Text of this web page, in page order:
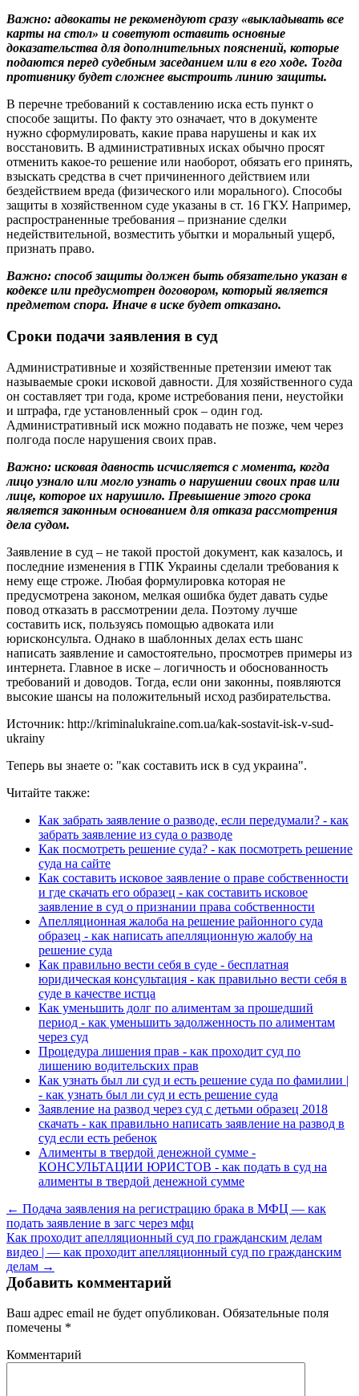
Важно: адвокаты не рекомендуют сразу «выкладывать все
карты на стол» и советуют оставить основные
доказательства для дополнительных пояснений, которые
подаются перед судебным заседанием или в его ходе. Тогда
противнику будет сложнее выстроить линию защиты.
В перечне требований к составлению иска есть пункт о
способе защиты. По факту это означает, что в документе
нужно сформулировать, какие права нарушены и как их
восстановить. В административных исках обычно просят
отменить какое-то решение или наоборот, обязать его принять,
взыскать средства в счет причиненного действием или
бездействием вреда (физического или морального). Способы
защиты в хозяйственном суде указаны в ст. 16 ГКУ. Например,
распространенные требования – признание сделки
недействительной, возместить убытки и моральный ущерб,
признать право.
Важно: способ защиты должен быть обязательно указан в
кодексе или предусмотрен договором, который является
предметом спора. Иначе в иске будет отказано.
Сроки подачи заявления в суд
Административные и хозяйственные претензии имеют так
называемые сроки исковой давности. Для хозяйственного суда
он составляет три года, кроме истребования пени, неустойки
и штрафа, где установленный срок – один год.
Административный иск можно подавать не позже, чем через
полгода после нарушения своих прав.
Важно: исковая давность исчисляется с момента, когда
лицо узнало или могло узнать о нарушении своих прав или
лице, которое их нарушило. Превышение этого срока
является законным основанием для отказа рассмотрения
дела судом.
Заявление в суд – не такой простой документ, как казалось, и
последние изменения в ГПК Украины сделали требования к
нему еще строже. Любая формулировка которая не
предусмотрена законом, мелкая ошибка будет давать судье
повод отказать в рассмотрении дела. Поэтому лучше
составить иск, пользуясь помощью адвоката или
юрисконсульта. Однако в шаблонных делах есть шанс
написать заявление и самостоятельно, просмотрев примеры из
интернета. Главное в иске – логичность и обоснованность
требований и доводов. Тогда, если они законны, появляются
высокие шансы на положительный исход разбирательства.
Источник: http://kriminalukraine.com.ua/kak-sostavit-isk-v-sud-
ukrainy
Теперь вы знаете о: "как составить иск в суд украина".
Читайте также:
Как забрать заявление о разводе, если передумали? - как
забрать заявление из суда о разводе
Как посмотреть решение суда? - как посмотреть решение
суда на сайте
Как составить исковое заявление о праве собственности
и где скачать его образец - как составить исковое
заявление в суд о признании права собственности
Апелляционная жалоба на решение районного суда
образец - как написать апелляционную жалобу на
решение суда
Как правильно вести себя в суде - бесплатная
юридическая консультация - как правильно вести себя в
суде в качестве истца
Как уменьшить долг по алиментам за прошедший
период - как уменьшить задолженность по алиментам
через суд
Процедура лишения прав - как проходит суд по
лишению водительских прав
Как узнать был ли суд и есть решение суда по фамилии |
- как узнать был ли суд и есть решение суда
Заявление на развод через суд с детьми образец 2018
скачать - как правильно написать заявление на развод в
суд если есть ребенок
Алименты в твердой денежной сумме -
КОНСУЛЬТАЦИИ ЮРИСТОВ - как подать в суд на
алименты в твердой денежной сумме
← Подача заявления на регистрацию брака в МФЦ — как
подать заявление в загс через мфц
Как проходит апелляционный суд по гражданским делам
видео | — как проходит апелляционный суд по гражданским
делам →
Добавить комментарий
Ваш адрес email не будет опубликован. Обязательные поля
помечены *
Комментарий